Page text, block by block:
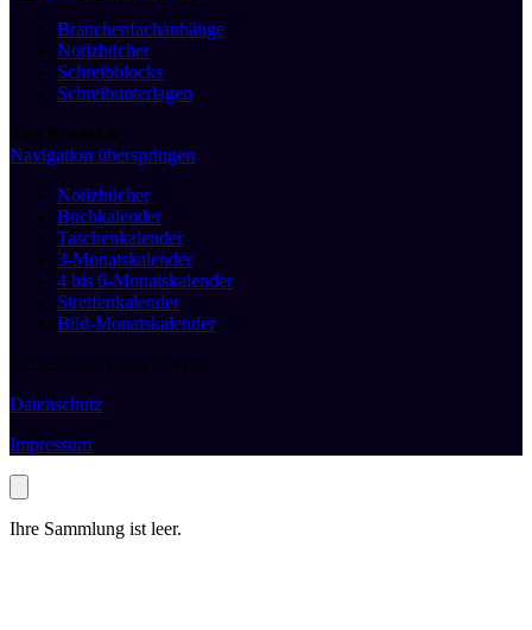
Branchenfachanhänge
Notizbücher
Schreibblocks
Schreibunterlagen
Top Produkte
Navigation überspringen
Notizbücher
Buchkalender
Taschenkalender
3-Monatskalender
4 bis 6-Monatskalender
Streifenkalender
Bild-Monatskalender
© 2026 druckhaus boeken
Datenschutz
Impressum
Ihre Sammlung ist leer.